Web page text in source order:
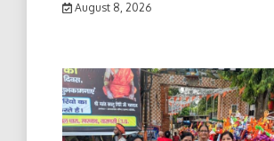
August 8, 2026